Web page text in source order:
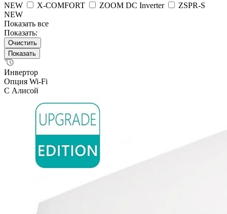
NEW
X-COMFORT ZOOM DC Inverter
ZSPR-S
NEW
Показать все
Показать:
Очистить
Инвертор
Опция Wi-Fi
С Алисой